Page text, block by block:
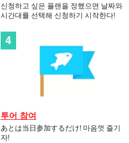
신청하고 싶은 플랜을 정했으면 날짜와
시간대를 선택해 신청하기 시작한다!
투어 참여
あとは当日参加するだけ! 마음껏 즐기
자!